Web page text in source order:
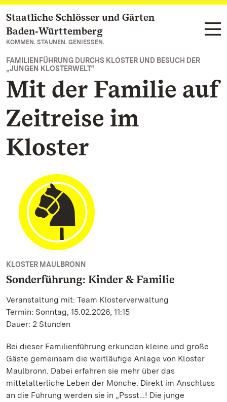
Zum Hauptinhalt springen
Staatliche Schlösser und Gärten
Baden‑Württemberg
KOMMEN. STAUNEN. GENIESSEN.
FAMILIENFÜHRUNG DURCHS KLOSTER UND BESUCH DER
„JUNGEN KLOSTERWELT“
Mit der Familie auf
Zeitreise im
Kloster
KLOSTER MAULBRONN
Sonderführung: Kinder & Familie
Veranstaltung mit: Team Klosterverwaltung
Termin: Sonntag, 15.02.2026, 11:15
Dauer: 2 Stunden
Bei dieser Familienführung erkunden kleine und große
Gäste gemeinsam die weitläufige Anlage von Kloster
Maulbronn. Dabei erfahren sie mehr über das
mittelalterliche Leben der Mönche. Direkt im Anschluss
an die Führung werden sie in „Pssst…! Die junge